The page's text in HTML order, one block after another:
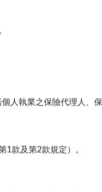
人執業之保險代理人、
1款及第2款規定）。